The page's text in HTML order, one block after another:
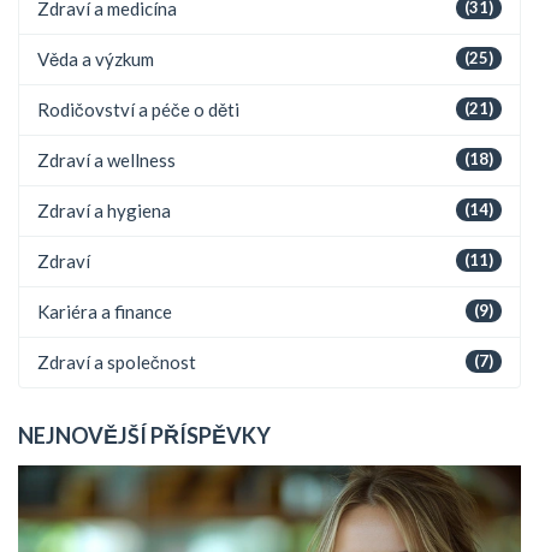
(31)
Zdraví a medicína
(25)
Věda a výzkum
(21)
Rodičovství a péče o děti
(18)
Zdraví a wellness
(14)
Zdraví a hygiena
(11)
Zdraví
(9)
Kariéra a finance
(7)
Zdraví a společnost
NEJNOVĚJŠÍ PŘÍSPĚVKY